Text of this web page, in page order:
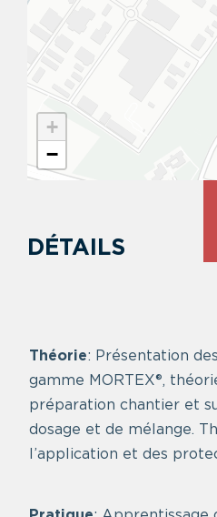
+
−
DÉTAILS
Théorie: Présentation
gamme MORTEX®,
préparation chantier et
dosage et de mélange.
l’application et des